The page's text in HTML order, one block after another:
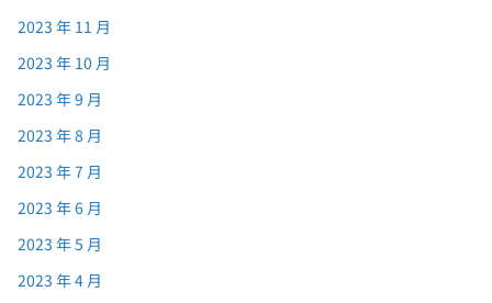
2023 年 11 月
2023 年 10 月
2023 年 9 月
2023 年 8 月
2023 年 7 月
2023 年 6 月
2023 年 5 月
2023 年 4 月